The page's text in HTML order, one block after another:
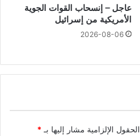
عاجل – إنسحاب القوات الجوية
الأمريكية من إسرائيل
2026-08-06
الحقول الإلزامية مشار إليها بـ *